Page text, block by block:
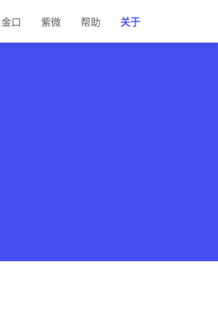
金口 紫微 帮助 关于